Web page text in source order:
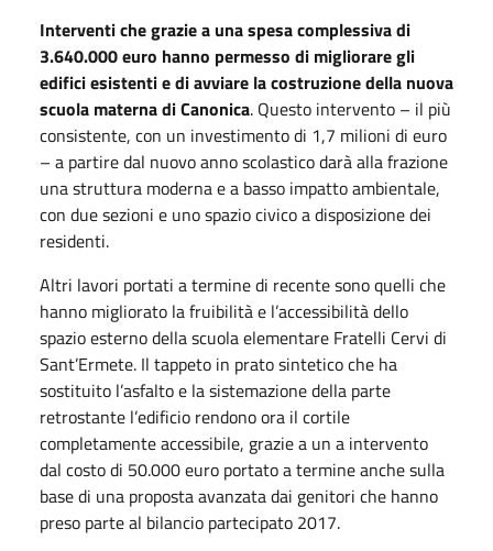
Interventi che grazie a una spesa complessiva di
3.640.000 euro hanno permesso di migliorare gli
edifici esistenti e di avviare la costruzione della nuova
scuola materna di Canonica. Questo intervento – il più
consistente, con un investimento di 1,7 milioni di euro
– a partire dal nuovo anno scolastico darà alla frazione
una struttura moderna e a basso impatto ambientale,
con due sezioni e uno spazio civico a disposizione dei
residenti.
Altri lavori portati a termine di recente sono quelli che
hanno migliorato la fruibilità e l’accessibilità dello
spazio esterno della scuola elementare Fratelli Cervi di
Sant’Ermete. Il tappeto in prato sintetico che ha
sostituito l’asfalto e la sistemazione della parte
retrostante l’edificio rendono ora il cortile
completamente accessibile, grazie a un a intervento
dal costo di 50.000 euro portato a termine anche sulla
base di una proposta avanzata dai genitori che hanno
preso parte al bilancio partecipato 2017.